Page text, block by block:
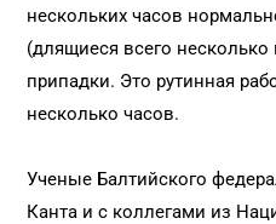
нескольких часов
(длящиеся всего
припадки. Это рутинная
несколько часов.
Ученые Балтийского
Канта и с коллегами из